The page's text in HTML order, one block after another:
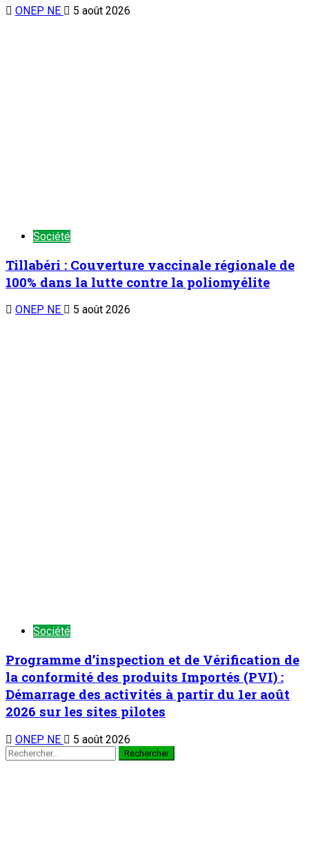
ONEP NE 5 août 2026
Société
Tillabéri : Couverture vaccinale régionale de
100% dans la lutte contre la poliomyélite
ONEP NE 5 août 2026
Société
Programme d’inspection et de Vérification de
la conformité des produits Importés (PVI) :
Démarrage des activités à partir du 1er août
2026 sur les sites pilotes
ONEP NE 5 août 2026